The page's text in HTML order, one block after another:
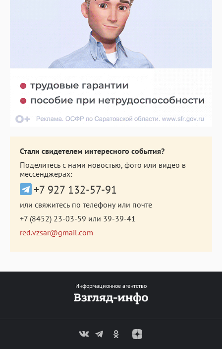
Стали свидетелем интересного события?
Поделитесь с нами новостью, фото или видео в
мессенджерах:
+7 927 132-57-91
или свяжитесь по телефону или почте
+7 (8452) 23-03-59 или 39-39-41
red.vzsar@gmail.com
Информационное агентство